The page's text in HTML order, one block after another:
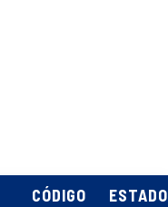
CÓDIGO
ESTADO